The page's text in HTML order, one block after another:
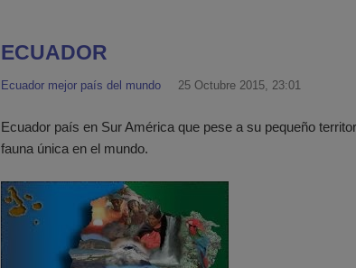
ECUADOR
Ecuador mejor país del mundo 25 Octubre 2015, 23:01
Ecuador país en Sur América que pese a su pequeño
fauna única en el mundo.